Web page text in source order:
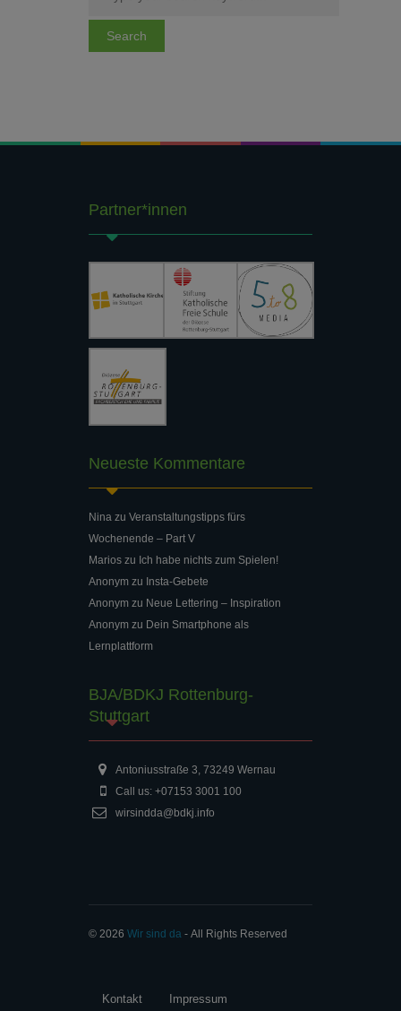
Partner*innen
Neueste Kommentare
Nina zu Veranstaltungstipps fürs
Wochenende – Part V
Marios zu Ich habe nichts zum Spielen!
Anonym zu Insta-Gebete
Anonym zu Neue Lettering – Inspiration
Anonym zu Dein Smartphone als
Lernplattform
BJA/BDKJ Rottenburg-
Stuttgart
Antoniusstraße 3, 73249 Wernau
Call us: +07153 3001 100
wirsindda@bdkj.info
© 2026 Wir sind da ‐ All Rights Reserved
Kontakt Impressum